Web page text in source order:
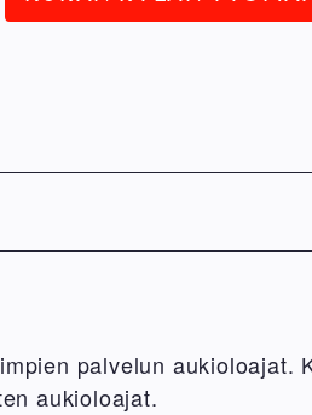
palvelun aukioloajat.
aukioloajat.